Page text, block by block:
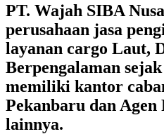
PT. Wajah SIBA
perusahaan jasa
layanan cargo Laut,
Berpengalaman
memiliki kantor
Pekanbaru dan
lainnya.